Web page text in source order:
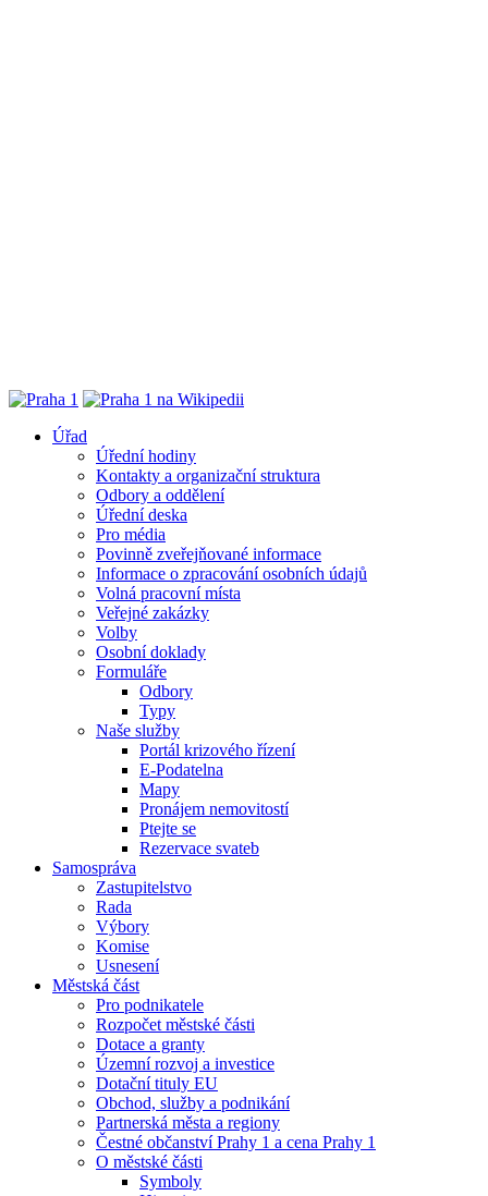
Úřad
Úřední hodiny
Kontakty a organizační struktura
Odbory a oddělení
Úřední deska
Pro média
Povinně zveřejňované informace
Informace o zpracování osobních údajů
Volná pracovní místa
Veřejné zakázky
Volby
Osobní doklady
Formuláře
Odbory
Typy
Naše služby
Portál krizového řízení
E-Podatelna
Mapy
Pronájem nemovitostí
Ptejte se
Rezervace svateb
Samospráva
Zastupitelstvo
Rada
Výbory
Komise
Usnesení
Městská část
Pro podnikatele
Rozpočet městské části
Dotace a granty
Územní rozvoj a investice
Dotační tituly EU
Obchod, služby a podnikání
Partnerská města a regiony
Čestné občanství Prahy 1 a cena Prahy 1
O městské části
Symboly